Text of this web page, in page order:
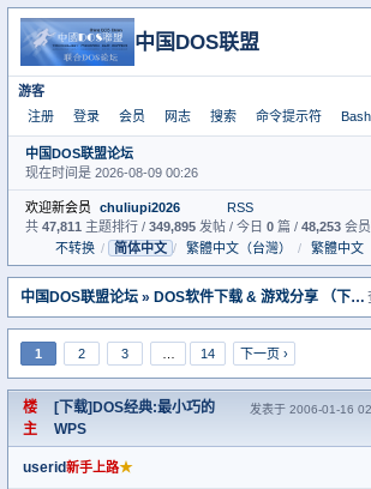
中国DOS联盟
游客
注册
登录 会员 网志 搜索 命令提示符 Bash
中国DOS联盟论坛
现在时间是 2026-08-09 00:26
欢迎新会员 chuliupi2026
RSS
共 47,811 主题排行 / 349,895 发帖 / 今日 0 篇 / 48,253 会
不转换 / 简体中文 / 繁體中文（台灣） / 繁體中文
中国DOS联盟论坛 » DOS软件下载 & 游戏分享 （下载室）
1 2 3 14 下一页 ›
楼
主
[下载]DOS经典:最小巧的
WPS
发表于 2006-01-16
userid新手上路★